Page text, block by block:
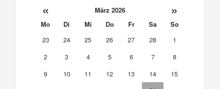
« März 2026 »
Mo Di Mi Do Fr Sa
So
23
24 25 26 27 28
1
2
3 4 5 6 7
8
9
10 11 12 13 14
15